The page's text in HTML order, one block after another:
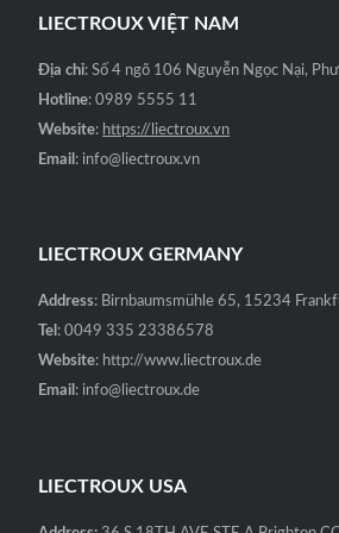
LIECTROUX VIỆT NAM
Địa chỉ: Số 4 ngõ 106 Nguyễn Ngọc Nại,
Hotline: 0989 5555 11
Website: https://liectroux.vn
Email : info@liectroux.vn
LIECTROUX GERMANY
Address: Birnbaumsmühle 65, 15234
Tel : 0049 335 23386578
Website: http://www.liectroux.de
Email : info@liectroux.de
LIECTROUX USA